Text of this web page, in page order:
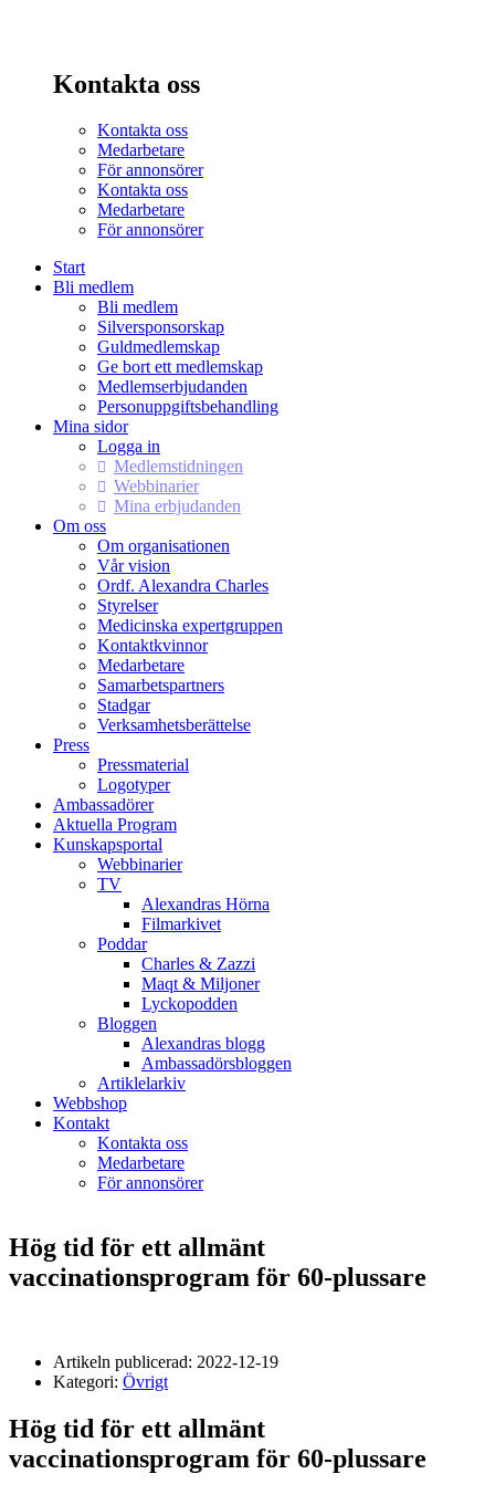
Kontakta oss
Kontakta oss
Medarbetare
För annonsörer
Kontakta oss
Medarbetare
För annonsörer
Start
Bli medlem
Bli medlem
Silversponsorskap
Guldmedlemskap
Ge bort ett medlemskap
Medlemserbjudanden
Personuppgiftsbehandling
Mina sidor
Logga in
Medlemstidningen
Webbinarier
Mina erbjudanden
Om oss
Om organisationen
Vår vision
Ordf. Alexandra Charles
Styrelser
Medicinska expertgruppen
Kontaktkvinnor
Medarbetare
Samarbetspartners
Stadgar
Verksamhetsberättelse
Press
Pressmaterial
Logotyper
Ambassadörer
Aktuella Program
Kunskapsportal
Webbinarier
TV
Alexandras Hörna
Filmarkivet
Poddar
Charles & Zazzi
Maqt & Miljoner
Lyckopodden
Bloggen
Alexandras blogg
Ambassadörsbloggen
Artiklelarkiv
Webbshop
Kontakt
Kontakta oss
Medarbetare
För annonsörer
Hög tid för ett allmänt
vaccinationsprogram för 60-plussare
Artikeln publicerad: 2022-12-19
Kategori: Övrigt
Hög tid för ett allmänt
vaccinationsprogram för 60-plussare